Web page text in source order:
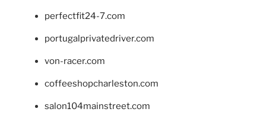
perfectfit24-7.com
portugalprivatedriver.com
von-racer.com
coffeeshopcharleston.com
salon104mainstreet.com